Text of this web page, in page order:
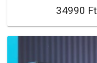
34990 Ft